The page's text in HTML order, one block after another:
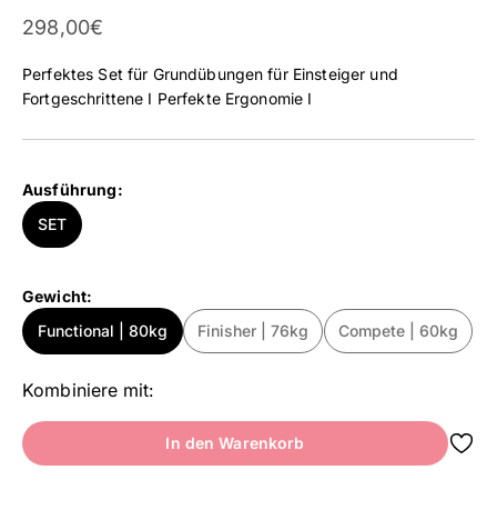
Angebot
298,00€
Perfektes Set für Grundübungen für Einsteiger und
Fortgeschrittene I Perfekte Ergonomie I
Ausführung:
SET
Gewicht:
Functional | 80kg
Finisher | 76kg Compete | 60kg
Kombiniere mit:
In den Warenkorb